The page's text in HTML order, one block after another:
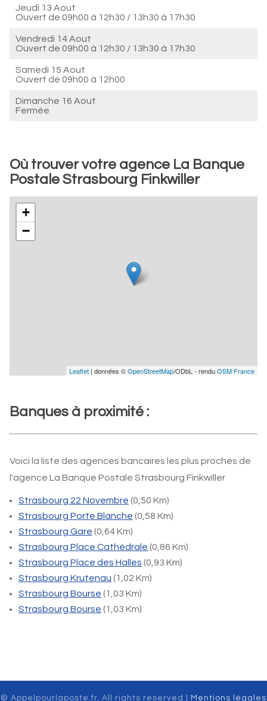
Jeudi 13 Aout
Ouvert de 09h00 à 12h30 / 13h30 à 17h30
Vendredi 14 Aout
Ouvert de 09h00 à 12h30 / 13h30 à 17h30
Samedi 15 Aout
Ouvert de 09h00 à 12h00
Dimanche 16 Aout
Fermée
Où trouver votre agence La Banque
Postale Strasbourg Finkwiller
+
−
Leaflet | données ©OpenStreetMap/ODbL - renduOSM France
Banques à proximité :
Voici la liste des agences bancaires les plus proches de
l'agence La Banque Postale Strasbourg Finkwiller
Strasbourg 22 Novembre (0,50 Km)
Strasbourg Porte Blanche (0,58 Km)
Strasbourg Gare (0,64 Km)
Strasbourg Place Cathédrale (0,86 Km)
Strasbourg Place des Halles (0,93 Km)
Strasbourg Krutenau (1,02 Km)
Strasbourg Bourse (1,03 Km)
Strasbourg Bourse (1,03 Km)
© Appelpourlaposte.fr. All rights reserved | Mentions légales